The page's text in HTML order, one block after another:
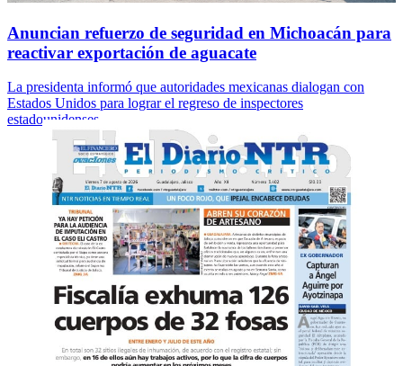
Anuncian refuerzo de seguridad en Michoacán para
reactivar exportación de aguacate
La presidenta informó que autoridades mexicanas dialogan con
Estados Unidos para lograr el regreso de inspectores
estadounidenses